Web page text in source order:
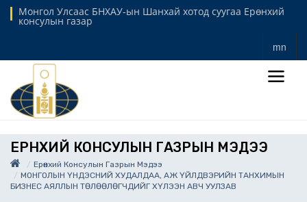
Монгол Улсаас БНХАУ-ын Шанхай хотод суугаа Ерөнхий
консулын газар
mn
ЕРӨНХИЙ КОНСУЛЫН ГАЗРЫН МЭДЭЭ
Ерөнхий Консулын Газрын Мэдээ
МОНГОЛЫН ҮНДЭСНИЙ ХУДАЛДАА, АЖ ҮЙЛДВЭРИЙН ТАНХИМЫН
БИЗНЕС АЯЛЛЫН ТӨЛӨӨЛӨГЧДИЙГ ХҮЛЭЭН АВЧ УУЛЗАВ